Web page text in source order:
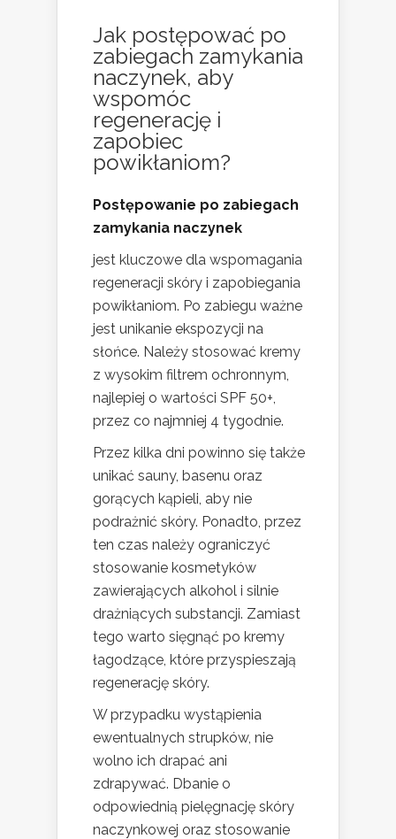
Jak postępować po
zabiegach zamykania
naczynek, aby
wspomóc
regenerację i
zapobiec
powikłaniom?
Postępowanie po zabiegach
zamykania naczynek
jest kluczowe dla wspomagania
regeneracji skóry i zapobiegania
powikłaniom. Po zabiegu ważne
jest unikanie ekspozycji na
słońce. Należy stosować kremy
z wysokim filtrem ochronnym,
najlepiej o wartości SPF 50+,
przez co najmniej 4 tygodnie.
Przez kilka dni powinno się także
unikać sauny, basenu oraz
gorących kąpieli, aby nie
podrażnić skóry. Ponadto, przez
ten czas należy ograniczyć
stosowanie kosmetyków
zawierających alkohol i silnie
drażniących substancji. Zamiast
tego warto sięgnąć po kremy
łagodzące, które przyspieszają
regenerację skóry.
W przypadku wystąpienia
ewentualnych strupków, nie
wolno ich drapać ani
zdrapywać. Dbanie o
odpowiednią pielęgnację skóry
naczynkowej oraz stosowanie